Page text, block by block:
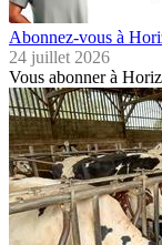
Abonnez-vous à
24 juillet 2026
Vous abonner à